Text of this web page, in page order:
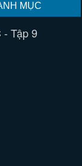
MỤC
Tập 9